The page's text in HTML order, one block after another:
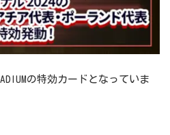
の特効カードとなっていま